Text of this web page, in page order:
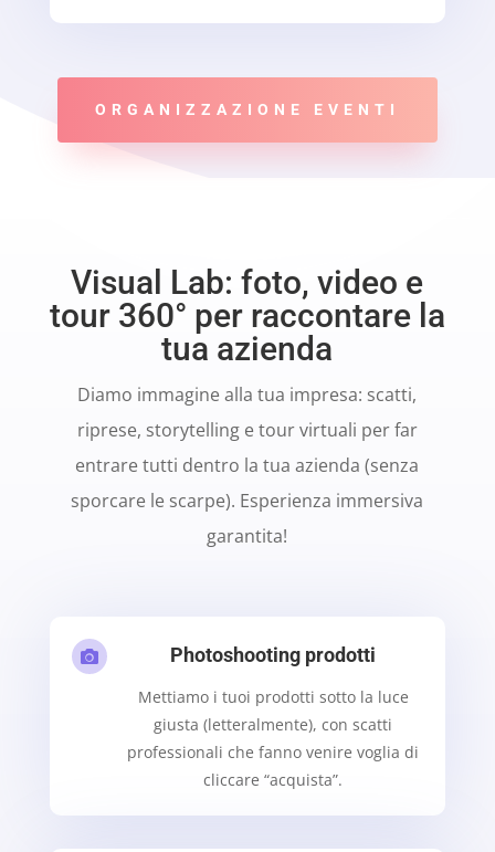
ORGANIZZAZIONE EVENTI
Visual Lab: foto, video e
tour 360° per raccontare la
tua azienda
Diamo immagine alla tua impresa: scatti,
riprese, storytelling e tour virtuali per far
entrare tutti dentro la tua azienda (senza
sporcare le scarpe). Esperienza immersiva
garantita!
 Photoshooting prodotti
Mettiamo i tuoi prodotti sotto la luce
giusta (letteralmente), con scatti
professionali che fanno venire voglia di
cliccare “acquista”.